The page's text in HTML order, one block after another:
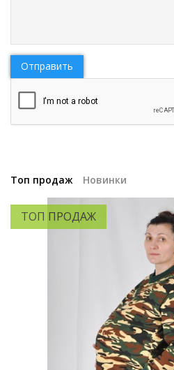
Отправить
Топ продаж Новинки
ТОП ПРОДАЖ